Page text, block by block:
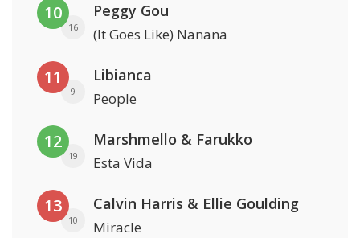
10
16
Peggy Gou
(It Goes Like) Nanana
11
9
Libianca
People
12
19
Marshmello & Farukko
Esta Vida
13
10
Calvin Harris & Ellie Goulding
Miracle